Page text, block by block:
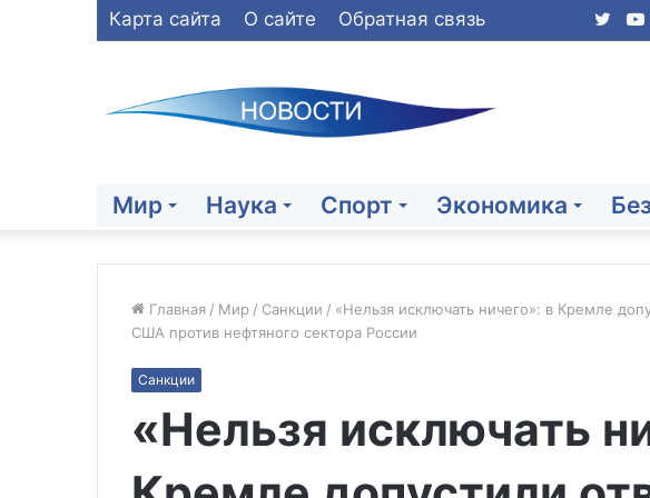
Карта сайта О сайте Обратная связь
Мир Наука Спорт Экономика
Главная / Мир / Санкции / «Нельзя исключать ничего»: в Кремле
США против нефтяного сектора России
Санкции
«Нельзя исключать
СВО